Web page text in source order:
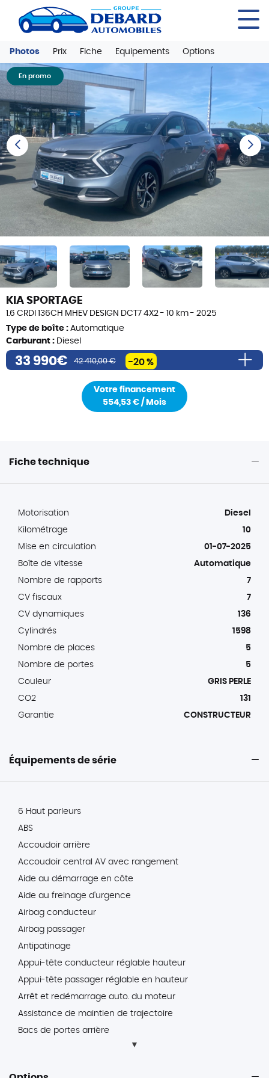
Photos Prix Fiche Equipements Options
KIA SPORTAGE
1.6 CRDI 136CH MHEV DESIGN DCT7 4X2 - 10 km - 2025
Type de boîte : Automatique
Carburant : Diesel
33 990€ 42 410,00 € -20 %
Frais de transport éventuels (i)
200€
Prix total TTC 34 480,00€
Votre financement
554,53 € / Mois
En promo
Previous Next
Fiche technique
Motorisation
Diesel
Kilométrage
10
Mise en circulation
01-07-2025
Boîte de vitesse
Automatique
Nombre de rapports
7
CV fiscaux
7
CV dynamiques
136
Cylindrés
1598
Nombre de places
5
Nombre de portes
5
Couleur
GRIS PERLE
CO2
131
Garantie
CONSTRUCTEUR
Équipements de série
6 Haut parleurs
ABS
Accoudoir arrière
Accoudoir central AV avec rangement
Aide au démarrage en côte
Aide au freinage d'urgence
Airbag conducteur
Airbag passager
Antipatinage
Appui-tête conducteur réglable hauteur
Appui-tête passager réglable en hauteur
Arrêt et redémarrage auto. du moteur
Assistance de maintien de trajectoire
Bacs de portes arrière
Panneau de gestion des cookies